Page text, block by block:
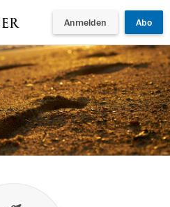
Anmelden Abo